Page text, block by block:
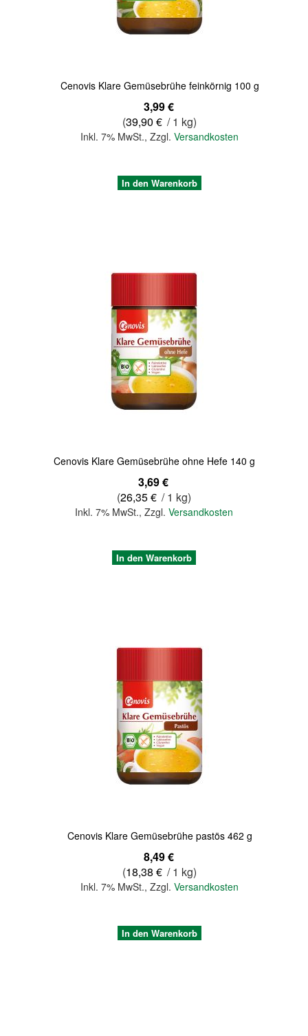
Cenovis Klare Gemüsebrühe feinkörnig 100 g
3,99 €
(39,90 € / 1 kg)
Inkl. 7% MwSt.,Zzgl.Versandkosten
In den Warenkorb
Cenovis Klare Gemüsebrühe ohne Hefe 140 g
3,69 €
(26,35 € / 1 kg)
Inkl. 7% MwSt., Zzgl. Versandkosten
In den Warenkorb
Cenovis Klare Gemüsebrühe pastös 462 g
8,49 €
(18,38 € / 1 kg)
Inkl. 7% MwSt.,Zzgl.Versandkosten
In den Warenkorb